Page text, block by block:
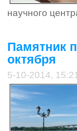
научного
Памятник
октября
5-10-2014, 15:21